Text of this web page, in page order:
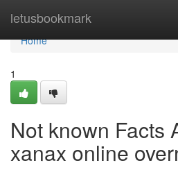
letusbookmark
Home
Home
1
Not known Facts
xanax online